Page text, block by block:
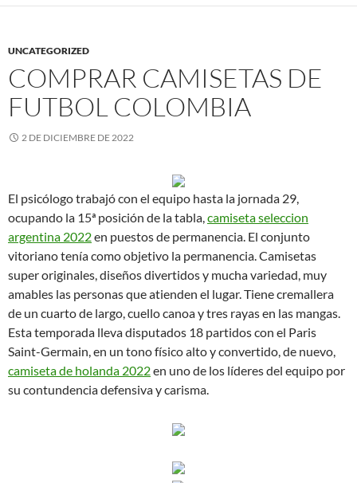
UNCATEGORIZED
COMPRAR CAMISETAS DE
FUTBOL COLOMBIA
2 DE DICIEMBRE DE 2022
El psicólogo trabajó con el equipo hasta la jornada 29,
ocupando la 15ª posición de la tabla,camiseta seleccion
argentina 2022en puestos de permanencia. El conjunto
vitoriano tenía como objetivo la permanencia. Camisetas
super originales, diseños divertidos y mucha variedad, muy
amables las personas que atienden el lugar. Tiene cremallera
de un cuarto de largo, cuello canoa y tres rayas en las mangas.
Esta temporada lleva disputados 18 partidos con el Paris
Saint-Germain, en un tono físico alto y convertido, de nuevo,
camiseta de holanda 2022en uno de los líderes del equipo por
su contundencia defensiva y carisma.